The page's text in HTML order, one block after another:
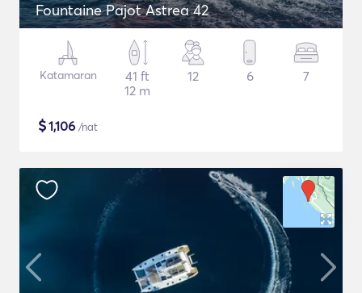
Fountaine Pajot Astrea 42
Katamaran
41 ft
12 m
12 6 7
$1,106 /nat